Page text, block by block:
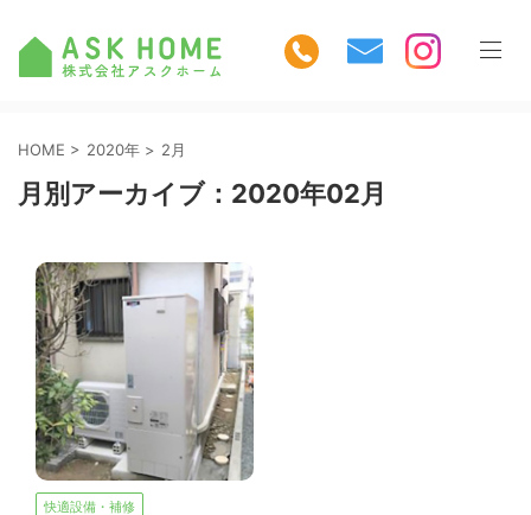
HOME > 2020年 > 2月
月別アーカイブ：2020年02月
快適設備・補修